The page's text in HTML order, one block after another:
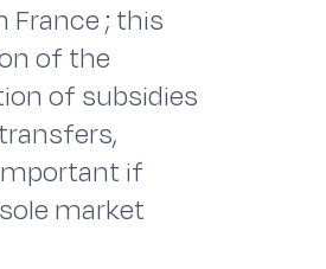
; this
of the
of subsidies
if
market